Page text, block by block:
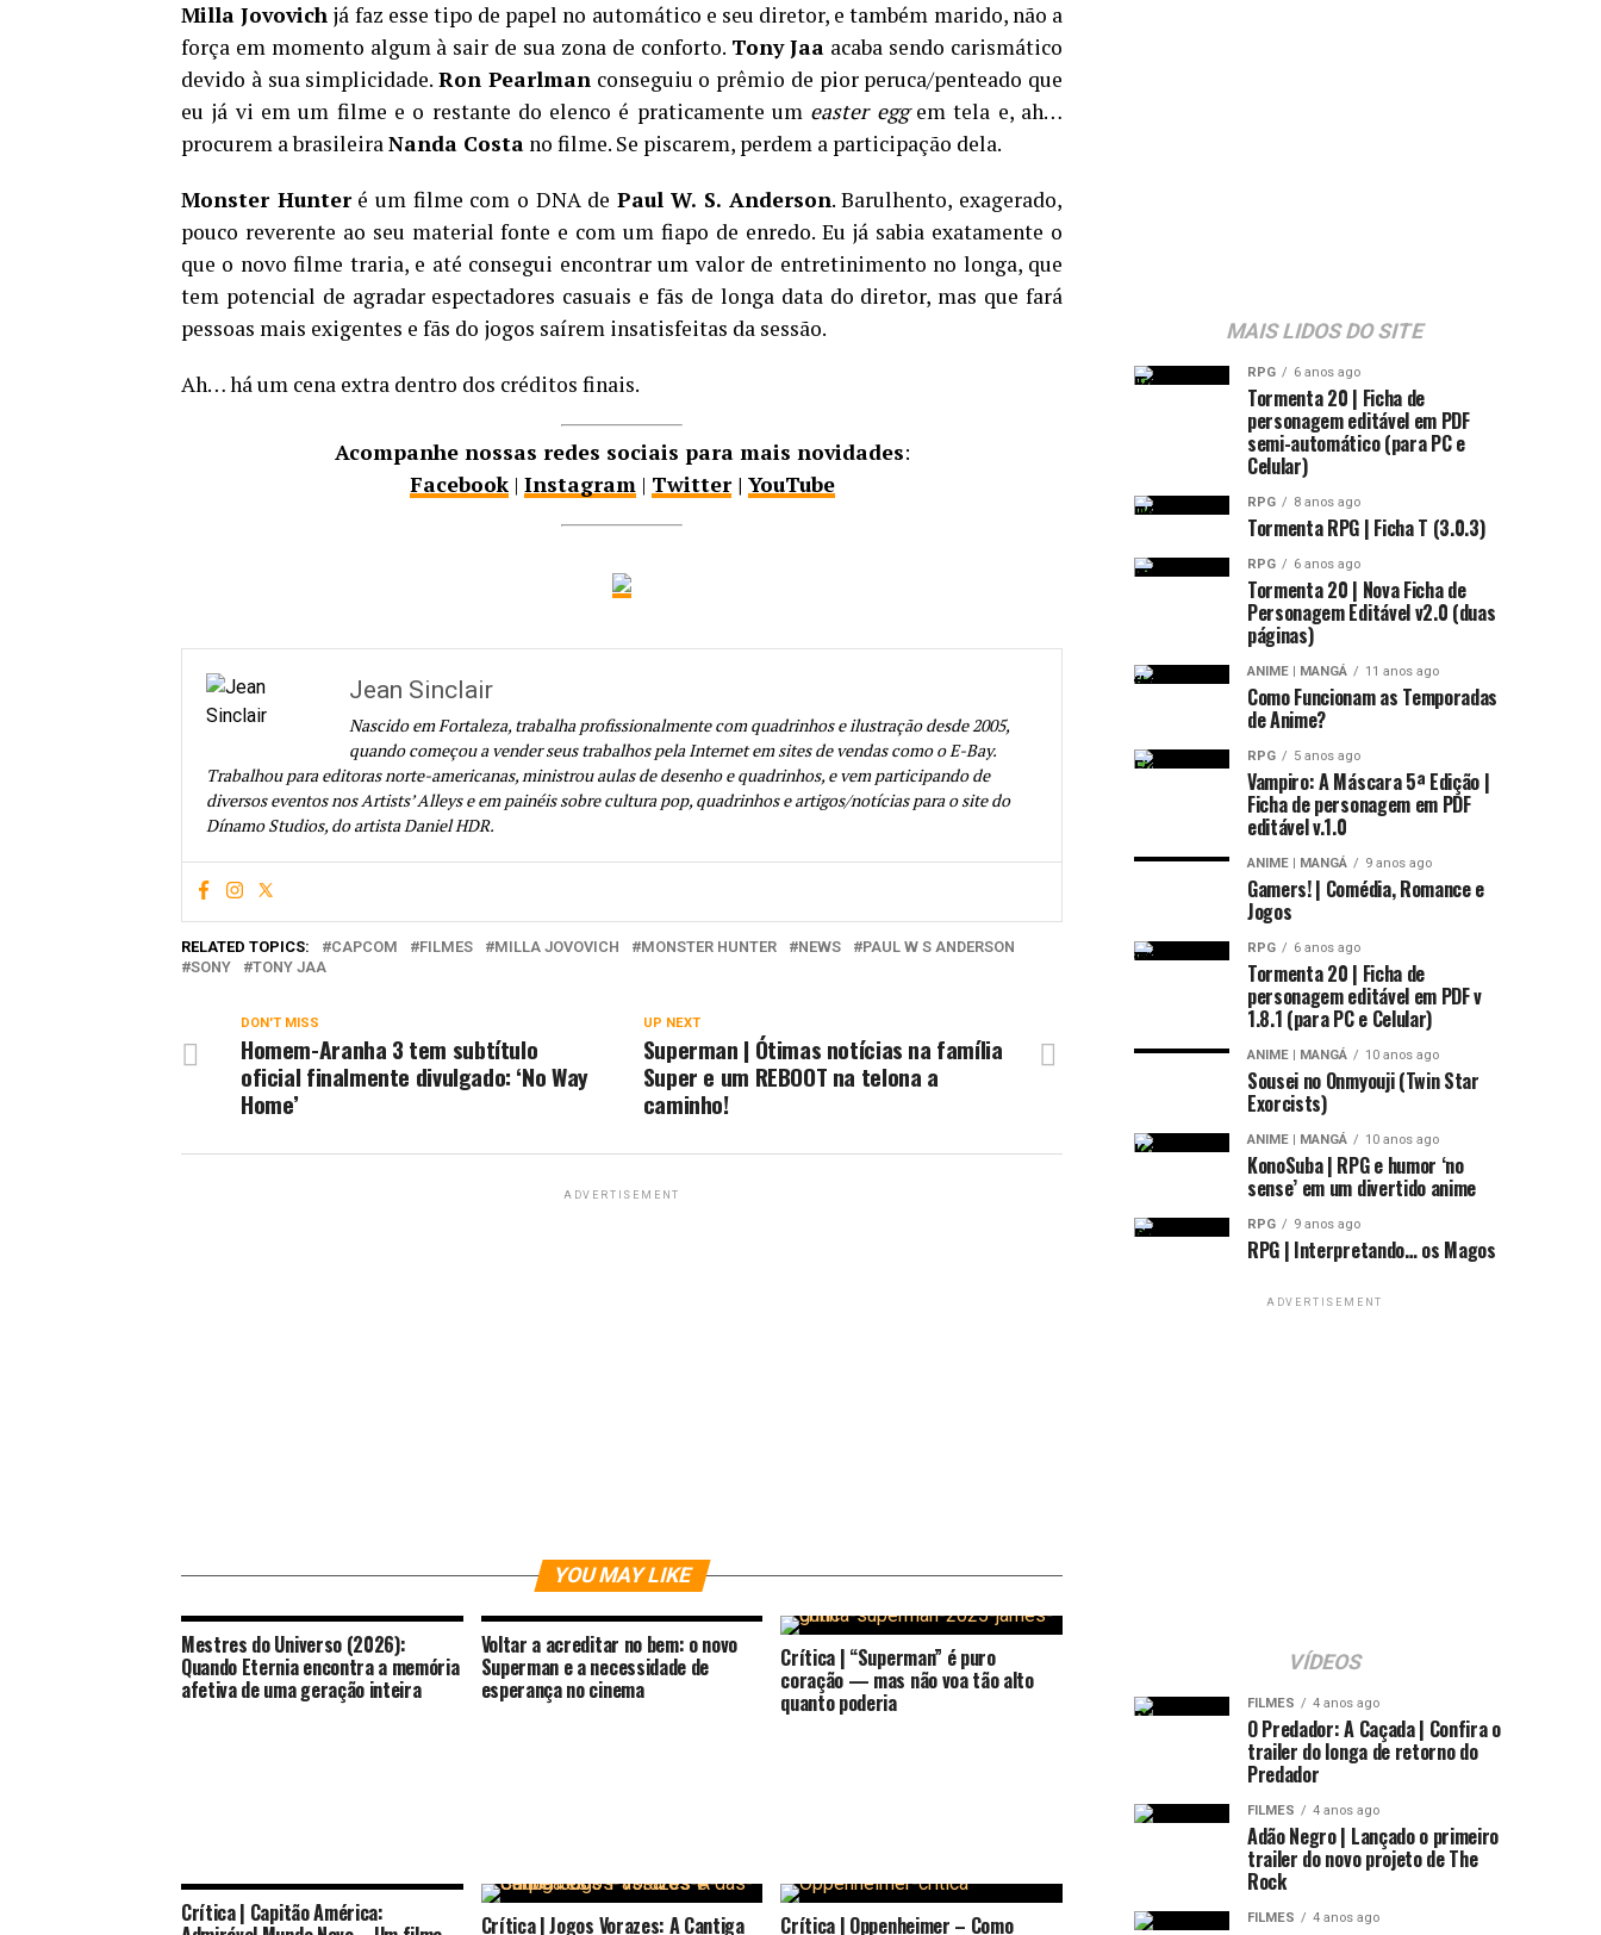
Milla Jovovich já faz esse tipo de papel no automático e seu diretor, e também marido, não a
força em momento algum à sair de sua zona de conforto. Tony Jaa acaba sendo carismático
devido à sua simplicidade. Ron Pearlmanconseguiu o prêmio de pior peruca/penteado que
eu já vi em um filme e o restante do elenco é praticamente um easter eggem tela e, ah…
procurem a brasileiraNanda Costa no filme. Se piscarem, perdem a participação dela.
Monster Hunteré um filme com o DNA de Paul W. S. Anderson. Barulhento, exagerado,
pouco reverente ao seu material fonte e com um fiapo de enredo. Eu já sabia exatamente o
que o novo filme traria, e até consegui encontrar um valor de entretinimento no longa, que
tem potencial de agradar espectadores casuais e fãs de longa data do diretor, mas que fará
pessoas mais exigentes e fãs do jogos saírem insatisfeitas da sessão.
Ah… há um cena extra dentro dos créditos finais.
Acompanhe nossas redes sociais para mais novidades:
Facebook| Instagram| Twitter| YouTube
Jean Sinclair
Nascido em Fortaleza, trabalha profissionalmente com quadrinhos e ilustração desde 2005,
quando começou a vender seus trabalhos pela Internet em sites de vendas como o E-Bay.
Trabalhou para editoras norte-americanas, ministrou aulas de desenho e quadrinhos, e vem participando de
diversos eventos nos Artists’ Alleys e em painéis sobre cultura pop, quadrinhos e artigos/notícias para o site do
Dínamo Studios, do artista Daniel HDR.
RELATED TOPICS: CAPCOM FILMES MILLA JOVOVICH MONSTER HUNTER NEWS
PAUL W S ANDERSON
SONY
TONY JAA
UP NEXT
Superman | Ótimas notícias na família
Super e um REBOOT na telona a
caminho!
DON'T MISS
Homem-Aranha 3 tem subtítulo
oficial finalmente divulgado: ‘No Way
Home’
ADVERTISEMENT
YOU MAY LIKE
Mestres do Universo (2026):
Quando Eternia encontra a memória
afetiva de uma geração inteira
Voltar a acreditar no bem: o novo
Superman e a necessidade de
esperança no cinema
Crítica | “Superman” é puro
coração — mas não voa tão alto
quanto poderia
Crítica | Capitão América: Crítica | Jogos Vorazes: A Cantiga Crítica | Oppenheimer – Como
MAIS LIDOS DO SITE
RPG 6 anos ago
Tormenta 20 | Ficha de
personagem editável em PDF
semi-automático (para PC e
Celular)
RPG 8 anos ago
Tormenta RPG | Ficha T (3.0.3)
RPG 6 anos ago
Tormenta 20 | Nova Ficha de
Personagem Editável v2.0 (duas
páginas)
ANIME | MANGÁ 11 anos ago
Como Funcionam as Temporadas
de Anime?
RPG 5 anos ago
Vampiro: A Máscara 5ª Edição |
Ficha de personagem em PDF
editável v.1.0
ANIME | MANGÁ 9 anos ago
Gamers! | Comédia, Romance e
Jogos
RPG 6 anos ago
Tormenta 20 | Ficha de
personagem editável em PDF v
1.8.1 (para PC e Celular)
ANIME | MANGÁ 10 anos ago
Sousei no Onmyouji (Twin Star
Exorcists)
ANIME | MANGÁ 10 anos ago
KonoSuba | RPG e humor ‘no
sense’ em um divertido anime
RPG 9 anos ago
RPG | Interpretando… os Magos
ADVERTISEMENT
VÍDEOS
FILMES 4 anos ago
O Predador: A Caçada | Confira o
trailer do longa de retorno do
Predador
FILMES 4 anos ago
Adão Negro | Lançado o primeiro
trailer do novo projeto de The
Rock
FILMES 4 anos ago